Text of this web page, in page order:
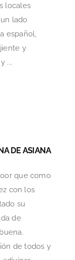
locales
lado
español,
y
...
DE ASIANA
que como
con los
su
de
de todos y